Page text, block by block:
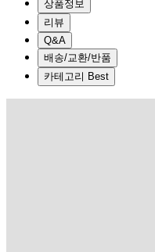
상품정보
리뷰
Q&A
배송/교환/반품
카테고리 Best